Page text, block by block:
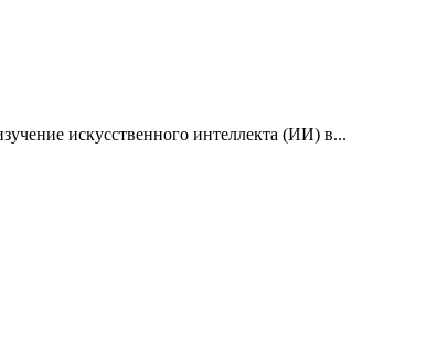
искусственного интеллекта (ИИ) в...